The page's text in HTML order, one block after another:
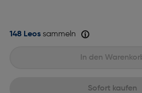
148 Leossammeln
Sofort kaufen
In den